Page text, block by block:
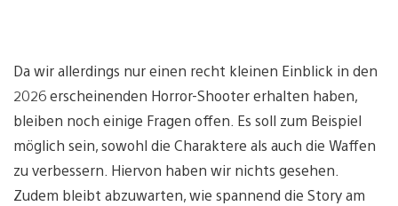
Da wir allerdings nur einen recht kleinen Einblick in den
2026 erscheinenden Horror-Shooter erhalten haben,
bleiben noch einige Fragen offen. Es soll zum Beispiel
möglich sein, sowohl die Charaktere als auch die Waffen
zu verbessern. Hiervon haben wir nichts gesehen.
Zudem bleibt abzuwarten, wie spannend die Story am